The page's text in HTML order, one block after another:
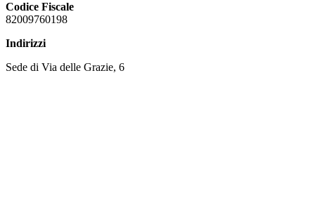
Codice Fiscale
82009760198
Indirizzi
Sede di Via delle Grazie, 6